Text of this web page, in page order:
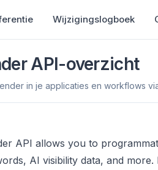
Wijzigingslogboek
API-overzicht
in je applicaties en workflows
API allows you to
AI visibility data, and